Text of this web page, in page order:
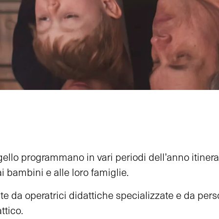
programmano in vari periodi dell’anno
bambini e alle loro famiglie.
da operatrici didattiche specializzate e da